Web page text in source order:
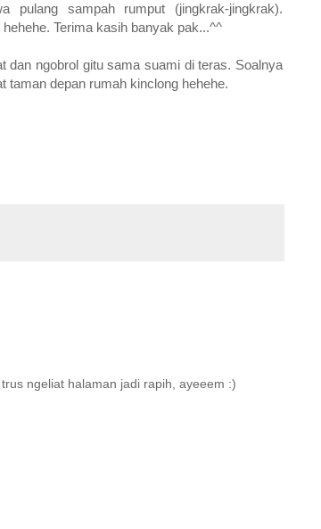
pulang sampah rumput (jingkrak-jingkrak).
Terima kasih banyak pak...^^
dan ngobrol gitu sama suami di teras. Soalnya
taman depan rumah kinclong hehehe.
ngeliat halaman jadi rapih, ayeeem :)